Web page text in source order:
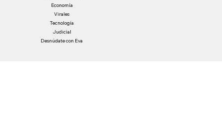
Economía
Virales
Tecnología
Judicial
Desnúdate con Eva